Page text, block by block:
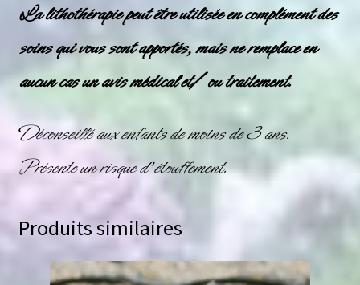
La lithothérapie peut être utilisée en complément des
soins qui vous sont apportés, mais ne remplace en
aucun cas un avis médical et/ ou traitement.
Déconseillé aux enfants de moins de 3 ans.
Présente un risque d’étouffement.
Produits similaires